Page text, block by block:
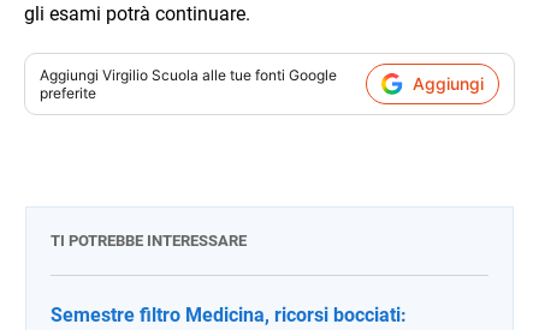
gli esami potrà continuare.
Aggiungi Virgilio Scuola alle tue fonti Google
preferite
Aggiungi
TI POTREBBE INTERESSARE
Semestre filtro Medicina, ricorsi bocciati: